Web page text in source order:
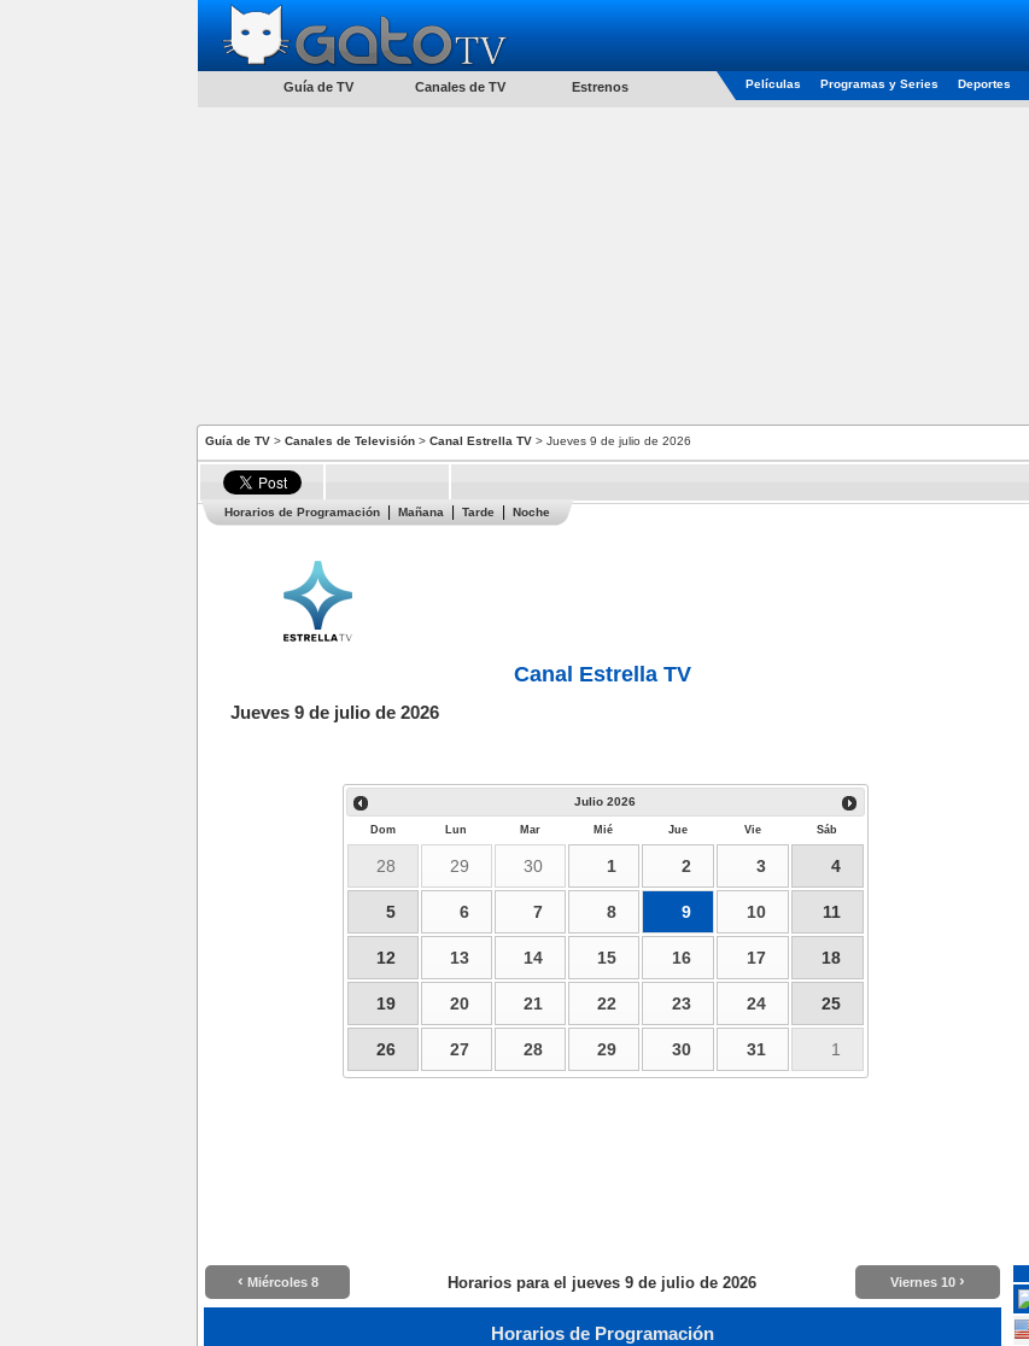
Guía de TV Canales de TV Estrenos Películas Programas y Series Deportes
Guía de TV > Canales de Televisión > Canal Estrella TV > Jueves 9 de julio de 2026
Horarios de Programación Mañana Tarde Noche
Canal Estrella TV
Jueves 9 de julio de 2026
Julio 2026
Dom Lun Mar Mié Jue Vie Sáb
28 29 30 1 2 3 4
5 6 7 8 9 10 11
12 13 14 15 16 17 18
19 20 21 22 23 24 25
26 27 28 29 30 31 1
‹ Miércoles 8 Horarios para el jueves 9 de julio de 2026 Viernes 10 ›
Horarios de Programación